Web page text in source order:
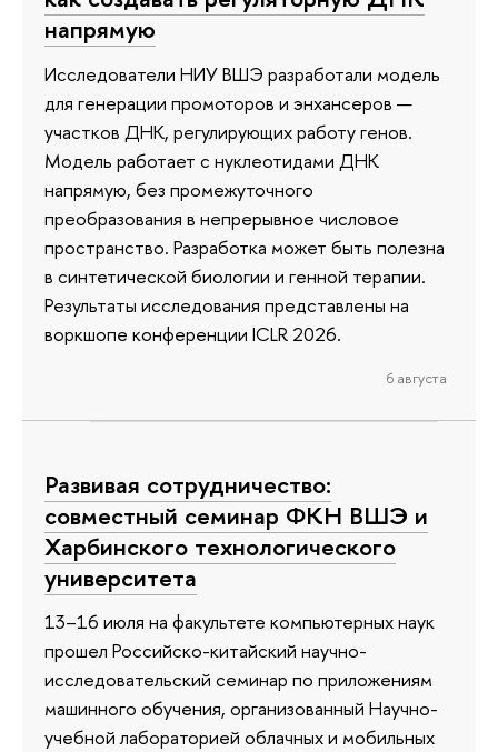
напрямую
Исследователи НИУ ВШЭ разработали модель
для генерации промоторов и энхансеров —
участков ДНК, регулирующих работу генов.
Модель работает с нуклеотидами ДНК
напрямую, без промежуточного
преобразования в непрерывное числовое
пространство. Разработка может быть полезна
в синтетической биологии и генной терапии.
Результаты исследования представлены на
воркшопе конференции ICLR 2026.
6 августа
Развивая сотрудничество:
совместный семинар ФКН ВШЭ и
Харбинского технологического
университета
13–16 июля на факультете компьютерных наук
прошел Российско-китайский научно-
исследовательский семинар по приложениям
машинного обучения, организованный Научно-
учебной лабораторией облачных и мобильных